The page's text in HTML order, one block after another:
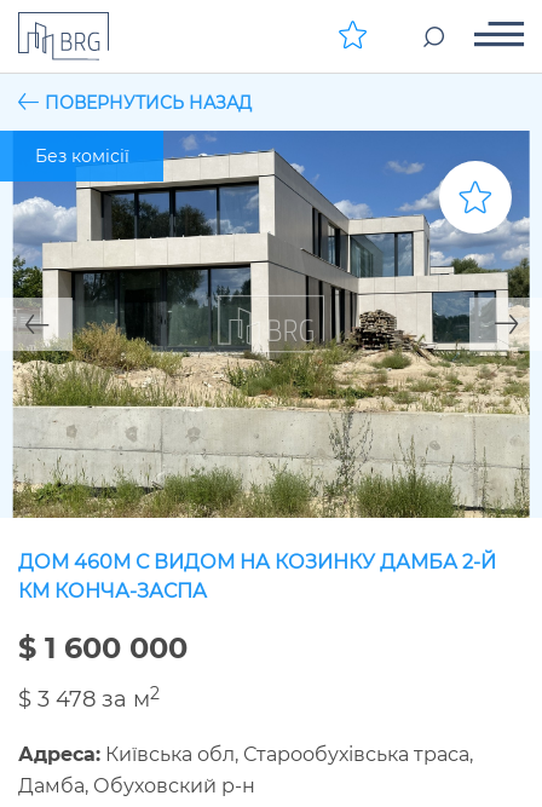
ПОВЕРНУТИСЬ НАЗАД
Без комісії
ДОМ 460М С ВИДОМ НА КОЗИНКУ ДАМБА 2-Й
КМ КОНЧА-ЗАСПА
$ 1 600 000
$ 3 478 за м2
Адреса: Київська обл, Старообухівська траса,
Дамба, Обуховский р-н